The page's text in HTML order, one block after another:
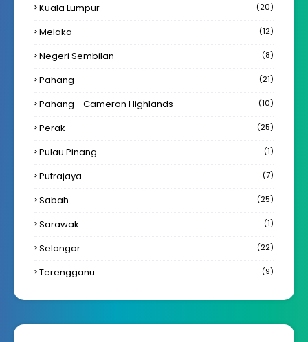
Kuala Lumpur (20)
Melaka (12)
Negeri Sembilan (8)
Pahang (21)
Pahang - Cameron Highlands (10)
Perak (25)
Pulau Pinang (1)
Putrajaya (7)
Sabah (25)
Sarawak (1)
Selangor (22)
Terengganu (9)